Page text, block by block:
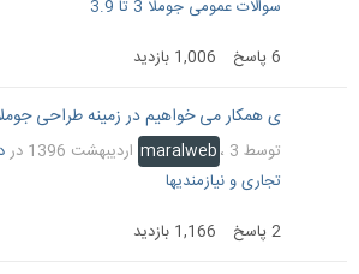
سوالات عمومی جوملا 3 تا 3.9
پاسخ 1,006 بازدید
ی همکار می خواهیم در زمینه طراحی
توسط maralweb ، 3 اردیبهشت 1396 در
تجاری و نیازمندیها
2پاسخ 1,166 بازدید